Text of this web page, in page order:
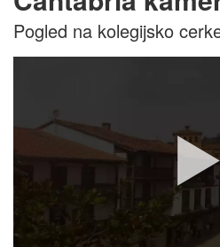
Pogled na kolegijsko